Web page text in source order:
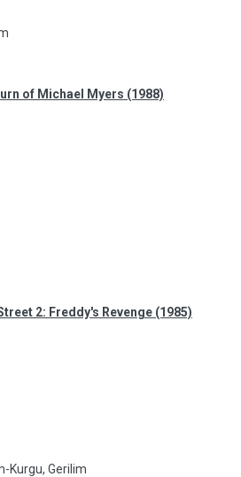
of Michael Myers (1988)
2: Freddy's Revenge (1985)
Kurgu, Gerilim